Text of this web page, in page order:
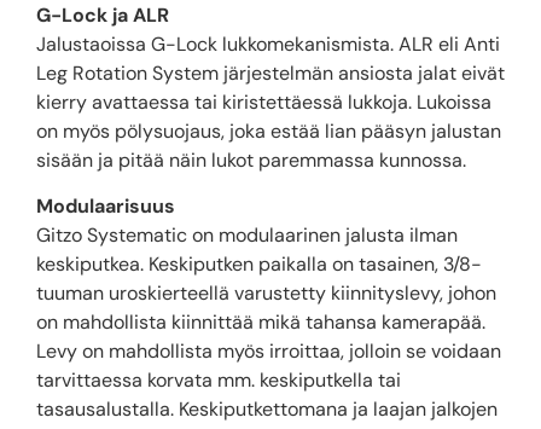
G-Lock ja ALR
Jalustaoissa G-Lock lukkomekanismista. ALR eli Anti
Leg Rotation System järjestelmän ansiosta jalat eivät
kierry avattaessa tai kiristettäessä lukkoja. Lukoissa
on myös pölysuojaus, joka estää lian pääsyn jalustan
sisään ja pitää näin lukot paremmassa kunnossa.
Modulaarisuus
Gitzo Systematic on modulaarinen jalusta ilman
keskiputkea. Keskiputken paikalla on tasainen, 3/8-
tuuman uroskierteellä varustetty kiinnityslevy, johon
on mahdollista kiinnittää mikä tahansa kamerapää.
Levy on mahdollista myös irroittaa, jolloin se voidaan
tarvittaessa korvata mm. keskiputkella tai
tasausalustalla. Keskiputkettomana ja laajan jalkojen